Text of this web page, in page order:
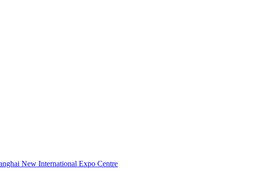
New International Expo Centre